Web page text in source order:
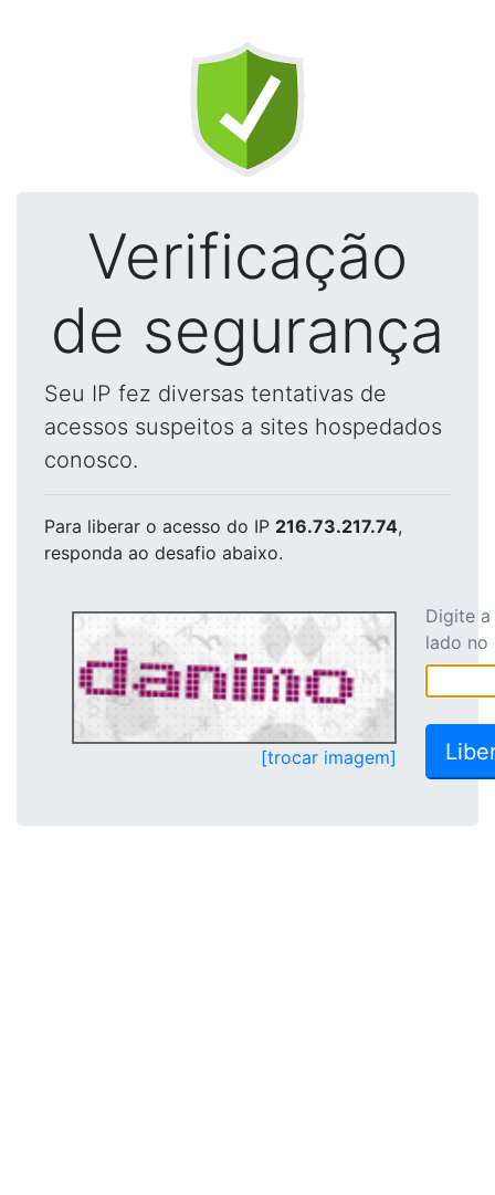
Verificação
de segurança
Seu IP fez diversas tentativas de
acessos suspeitos a sites hospedados
conosco.
Para liberar o acesso do IP 216.73.217.74,
responda ao desafio abaixo.
[trocar imagem]
Digite
lado no